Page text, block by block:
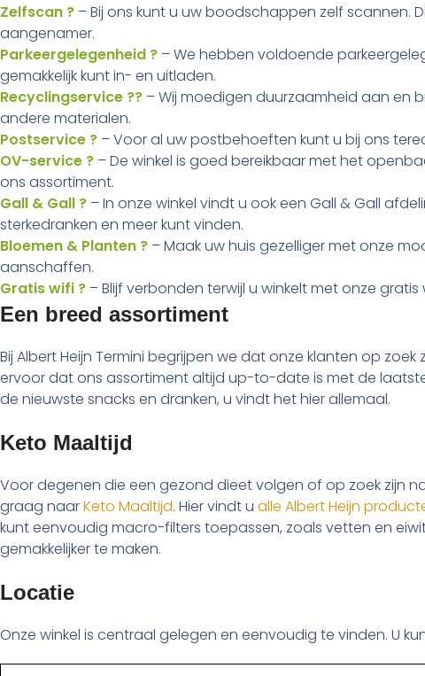
Zelfscan ? – Bij ons kunt u uw boodschappen zelf scannen.
aangenamer.
Parkeergelegenheid ? – We hebben voldoende
gemakkelijk kunt in- en uitladen.
Recyclingservice ?? – Wij moedigen duurzaamheid aan en
andere materialen.
Postservice ? – Voor al uw postbehoeften kunt u bij ons
OV-service ? – De winkel is goed bereikbaar met het
ons assortiment.
Gall & Gall ? – In onze winkel vindt u ook een Gall & Gall
sterkedranken en meer kunt vinden.
Bloemen & Planten ? – Maak uw huis gezelliger met onze
aanschaffen.
Gratis wifi ? – Blijf verbonden terwijl u winkelt met onze gratis
Een breed assortiment
Bij Albert Heijn Termini begrijpen we dat onze klanten op
ervoor dat ons assortiment altijd up-to-date is met de
de nieuwste snacks en dranken, u vindt het hier allemaal.
Keto Maaltijd
Voor degenen die een gezond dieet volgen of op zoek zijn
graag naarKeto Maaltijd. Hier vindt u alle Albert Heijn
kunt eenvoudig macro-filters toepassen, zoals vetten en
gemakkelijker te maken.
Locatie
Onze winkel is centraal gelegen en eenvoudig te vinden. U